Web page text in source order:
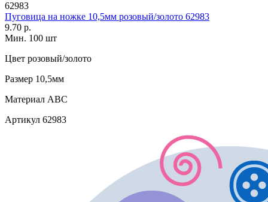
62983
Пуговица на ножке 10,5мм розовый/золото 62983
9.70 р.
Мин. 100 шт
Цвет розовый/золото
Размер 10,5мм
Материал АВС
Артикул 62983